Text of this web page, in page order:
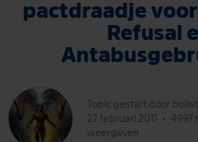
pactdraadje
Refusal
Topic gestart door
27 februari 2011
• 4997
weergaven